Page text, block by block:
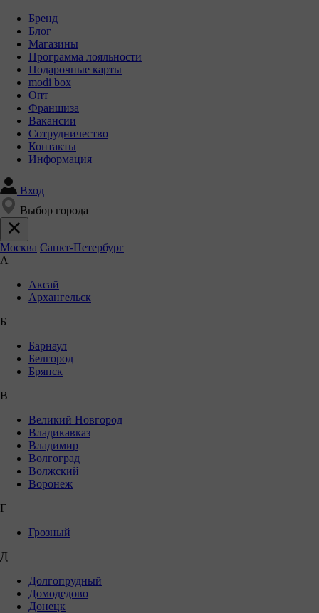
Бренд
Блог
Магазины
Программа лояльности
Подарочные карты
modi box
Опт
Франшиза
Вакансии
Сотрудничество
Контакты
Информация
Вход
Выбор города
Москва Санкт-Петербург
А
Аксай
Архангельск
Б
Барнаул
Белгород
Брянск
В
Великий Новгород
Владикавказ
Владимир
Волгоград
Волжский
Воронеж
Г
Грозный
Д
Долгопрудный
Домодедово
Донецк